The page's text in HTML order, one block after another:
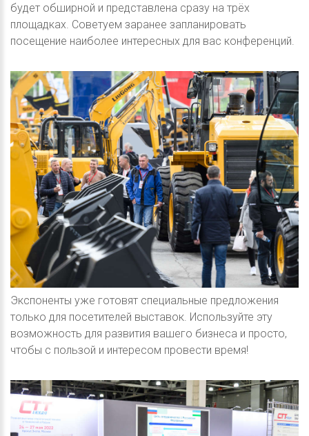
будет обширной и представлена сразу на трёх
площадках. Советуем заранее запланировать
посещение наиболее интересных для вас конференций.
Экспоненты уже готовят специальные предложения
только для посетителей выставок. Используйте эту
возможность для развития вашего бизнеса и просто,
чтобы с пользой и интересом провести время!